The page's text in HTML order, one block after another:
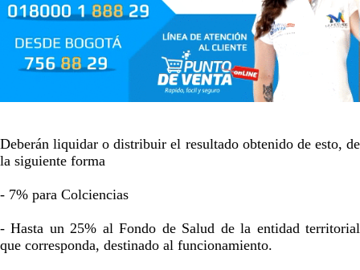
Deberán liquidar o distribuir el resultado obtenido de esto, de
la siguiente forma
- 7% para Colciencias
- Hasta un 25% al Fondo de Salud de la entidad territorial
que corresponda, destinado al funcionamiento.
ADS
Advertisement
Advertisement
medium